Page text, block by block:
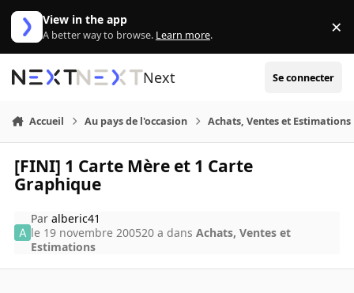
Aller au contenu
View in the app
A better way to browse. Learn more. ×
Next Se connecter
Accueil Au pays de l'occasion Achats, Ventes et Estimations
[FINI] 1 Carte Mère et 1 Carte
Graphique
Paralberic41
le 19 novembre 200520 a dansAchats, Ventes et
Estimations